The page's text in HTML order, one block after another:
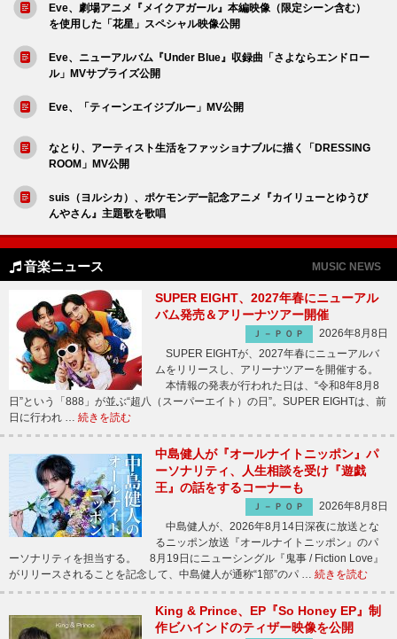
Eve、劇場アニメ『メイクアガール』本編映像（限定シーン含む）
を使用した「花星」スペシャル映像公開
Eve、ニューアルバム『Under Blue』収録曲「さよならエンドロー
ル」MVサプライズ公開
Eve、「ティーンエイジブルー」MV公開
なとり、アーティスト生活をファッショナブルに描く「DRESSING
ROOM」MV公開
suis（ヨルシカ）、ポケモンデー記念アニメ『カイリューとゆうび
んやさん』主題歌を歌唱
音楽ニュース MUSIC NEWS
SUPER EIGHT、2027年春にニューアル
バム発売＆アリーナツアー開催
Ｊ－ＰＯＰ
2026年8月8日
SUPER EIGHTが、2027年春にニューアルバ
ムをリリースし、アリーナツアーを開催する。
本情報の発表が行われた日は、“令和8年8月8
日”という「888」が並ぶ“超八（スーパーエイト）の日”。SUPER EIGHTは、前
日に行われ … 続きを読む
中島健人が『オールナイトニッポン』パ
ーソナリティ、人生相談を受け『遊戯
王』の話をするコーナーも
Ｊ－ＰＯＰ
2026年8月8日
中島健人が、2026年8月14日深夜に放送とな
るニッポン放送『オールナイトニッポン』のパ
ーソナリティを担当する。 8月19日にニューシングル『鬼事 / Fiction Love』
がリリースされることを記念して、中島健人が通称“1部”のパ … 続きを読む
King & Prince、EP『So Honey EP』制
作ビハインドのティザー映像を公開